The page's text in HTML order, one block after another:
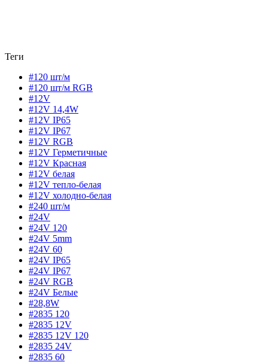
Теги
#120 шт/м
#120 шт/м RGB
#12V
#12V 14,4W
#12V IP65
#12V IP67
#12V RGB
#12V Герметичные
#12V Красная
#12V белая
#12V тепло-белая
#12V холодно-белая
#240 шт/м
#24V
#24V 120
#24V 5mm
#24V 60
#24V IP65
#24V IP67
#24V RGB
#24V Белые
#28,8W
#2835 120
#2835 12V
#2835 12V 120
#2835 24V
#2835 60